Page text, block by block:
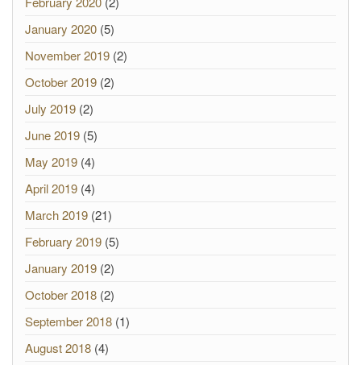
January 2020 (5)
November 2019 (2)
October 2019 (2)
July 2019 (2)
June 2019 (5)
May 2019 (4)
April 2019 (4)
March 2019 (21)
February 2019 (5)
January 2019 (2)
October 2018 (2)
September 2018 (1)
August 2018 (4)